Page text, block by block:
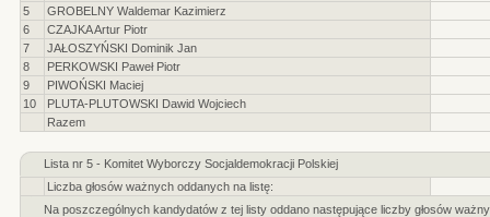
5
GROBELNY Waldemar Kazimierz
6
CZAJKA Artur Piotr
7
JAŁOSZYŃSKI Dominik Jan
8
PERKOWSKI Paweł Piotr
9
PIWOŃSKI Maciej
10
PLUTA-PLUTOWSKI Dawid Wojciech
Razem
Lista nr 5 - Komitet Wyborczy Socjaldemokracji Polskiej
Liczba głosów ważnych oddanych na listę:
Na poszczególnych kandydatów z tej listy oddano następujące liczby głosów